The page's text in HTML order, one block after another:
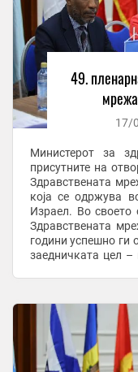
49.
17/
Министерот за
присутните на
Здравствената
која се одржува
Израел. Во своето
Здравствената
години успешно ги
заедничката цел –